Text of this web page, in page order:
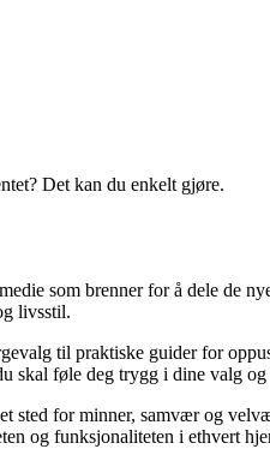
Det kan du enkelt gjøre.
som brenner for å dele de
livsstil.
til praktiske guider for
skal føle deg trygg i dine valg
for minner, samvær og
og funksjonaliteten i ethvert